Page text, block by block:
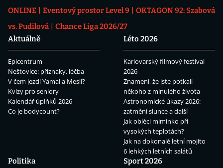
ONLINE
Eventový prostor Level 9
OKTAGON 92: Szabová
vs. Pudilová
Chance Liga 2026/27
Aktuálně
Epicentrum
Neštovice: příznaky, léčba
V čem jezdí Yamal a Mesii?
Kvízy pro seniory
Kalendář úplňků 2026
Co je bodycount?
Léto 2026
Karlovarský filmový festival
2026
Znamení, že jste potkali
někoho z minulého života
Astronomické úkazy 2026:
zatmění slunce a další
Jak obléci miminko při
vysokých teplotách?
Jak na dokonalé letní mojito
6 lehkých letních salátů
Politika
Sport 2026